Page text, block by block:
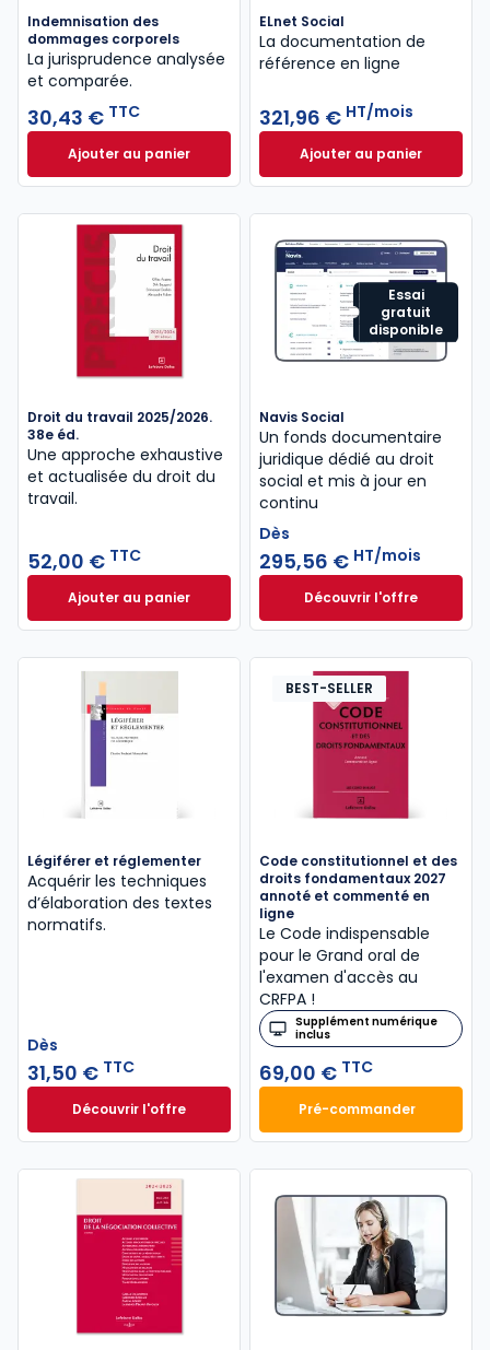
Indemnisation des
dommages corporels
La jurisprudence analysée
et comparée.
30,43 € TTC
Ajouter au panierIndemnisation des dommages corporels à 30,43 €
ELnet Social
La documentation de
référence en ligne
321,96 € HT/mois
Ajouter au panier
ELnet Social à
Droit du travail 2025/2026.
38e éd.
Une approche exhaustive
et actualisée du droit du
travail.
52,00 € TTC
Ajouter au panierDroit du travail 2025/2026. 38e éd. à 52,00 € TTC
Essai
gratuit
disponible
Navis Social
Un fonds documentaire
juridique dédié au droit
social et mis à jour en
continu
Dès
295,56 € HT/mois
Découvrir l'offre
Navis Social à
Dès
Légiférer et réglementer
Acquérir les techniques
d’élaboration des textes
normatifs.
Dès
31,50 € TTC
Découvrir l'offreLégiférer et réglementer à partir de
Dès
BEST-SELLER
Code constitutionnel et des
droits fondamentaux 2027
annoté et commenté en
ligne
Le Code indispensable
pour le Grand oral de
l'examen d'accès au
CRFPA !
Supplément numérique
inclus
69,00 € TTC
Pré-commander
Code